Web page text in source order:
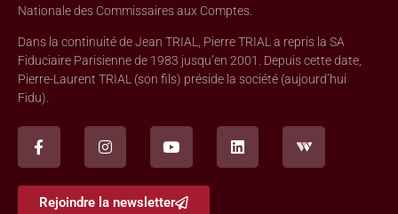
Nationale des Commissaires aux Comptes.
Dans la continuité de Jean TRIAL, Pierre TRIAL a repris la SA
Fiduciaire Parisienne de 1983 jusqu’en 2001. Depuis cette date,
Pierre-Laurent TRIAL (son fils) préside la société (aujourd’hui
Fidu).
Rejoindre la newsletter